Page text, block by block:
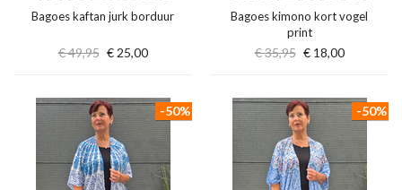
Bagoes kaftan jurk borduur
€ 49,95 € 25,00
Bagoes kimono kort vogel
print
€ 35,95 € 18,00
-50% -50%